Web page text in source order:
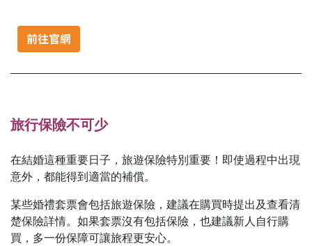
旅行保險不可少
在結婚這種重要日子，旅遊保險特別重要！即使過程中出現
意外，都能得到適當的補償。
某些婚禮套票會包括旅遊保險，建議在購買時提出及查看清
楚保險詳情。如果套票沒有包括保險，也建議新人自行購
買，多一份保障可讓旅程更安心。